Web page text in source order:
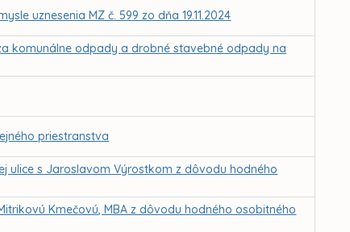
uznesenia MZ č. 599 zo dňa 19.11.2024
komunálne odpady a drobné stavebné odpady na
priestranstva
ulice s Jaroslavom Výrostkom z dôvodu hodného
Kmečovú, MBA z dôvodu hodného osobitného